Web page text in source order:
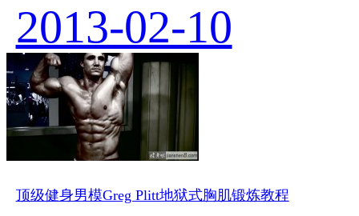
2013-02-10
顶级健身男模Greg Plitt地狱式胸肌锻炼教程